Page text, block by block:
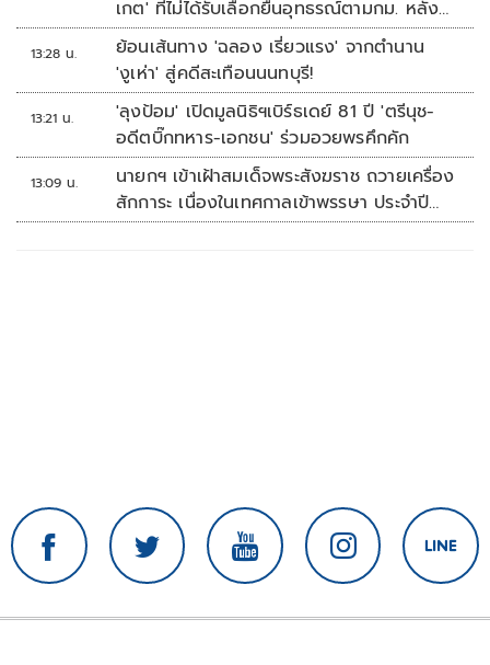
เกต' ที่ไม่ได้รับเลือกยื่นอุทธรณ์ตามกม. หลัง
เซ็นอนุมัติเรียบร้อย
13:28 น.
ย้อนเส้นทาง 'ฉลอง เรี่ยวแรง' จากตำนาน
'งูเห่า' สู่คดีสะเทือนนนทบุรี!
13:21 น.
'ลุงป้อม' เปิดมูลนิธิฯเบิร์ธเดย์ 81 ปี 'ตรีนุช-
อดีตบิ๊กทหาร-เอกชน' ร่วมอวยพรคึกคัก
13:09 น.
นายกฯ เข้าเฝ้าสมเด็จพระสังฆราช ถวายเครื่อง
สักการะ เนื่องในเทศกาลเข้าพรรษา ประจำปี
2569